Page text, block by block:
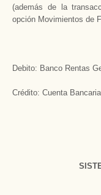
(además de la
opción Movimientos de
Debito: Banco Rentas
Crédito: Cuenta